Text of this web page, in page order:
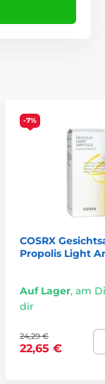
-7%
COSRX
Propolis Light
Auf Lager, am
dir
24,29 €
22,65 €